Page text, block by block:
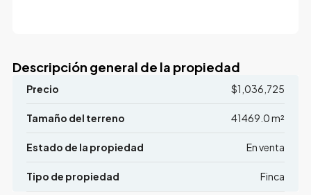
Descripción general de la propiedad
Precio $1,036,725
Tamaño del terreno 41469.0 m²
Estado de la propiedad En venta
Tipo de propiedad Finca